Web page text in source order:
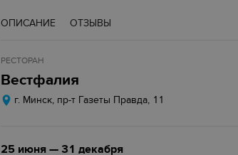
ОПИСАНИЕ ОТЗЫВЫ
РЕСТОРАН
Вестфалия
г. Минск, пр-т Газеты Правда, 11
25 июня — 31 декабря